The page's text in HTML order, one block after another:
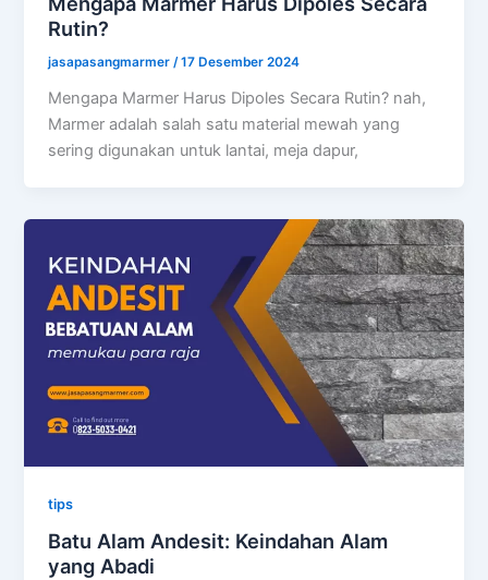
Rutin?
jasapasangmarmer/17 Desember 2024
Mengapa Marmer Harus Dipoles Secara Rutin? nah,
Marmer adalah salah satu material mewah yang
sering digunakan untuk lantai, meja dapur,
tips
Batu Alam Andesit: Keindahan Alam
yang Abadi